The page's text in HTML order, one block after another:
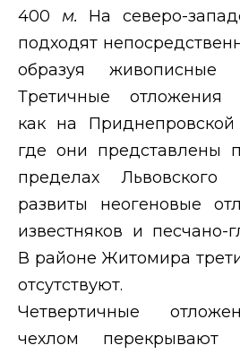
400 м. На северо-
подходят
образуя живописные
Третичные отложения
как на Приднепровской
где они представлены
пределах Львовского
развиты неогеновые
известняков и песчано-
В районе Житомира
отсутствуют.
Четвертичные
чехлом